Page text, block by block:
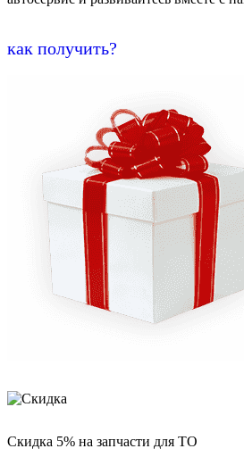
как получить?
Скидка 5% на запчасти для ТО